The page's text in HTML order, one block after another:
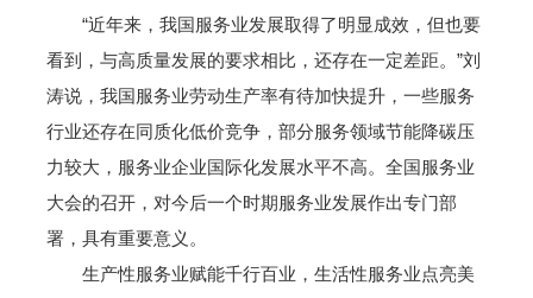
“近年来，我国服务业发展取得了明显成效，但也要
看到，与高质量发展的要求相比，还存在一定差距。”刘
涛说，我国服务业劳动生产率有待加快提升，一些服务
行业还存在同质化低价竞争，部分服务领域节能降碳压
力较大，服务业企业国际化发展水平不高。全国服务业
大会的召开，对今后一个时期服务业发展作出专门部
署，具有重要意义。
生产性服务业赋能千行百业，生活性服务业点亮美